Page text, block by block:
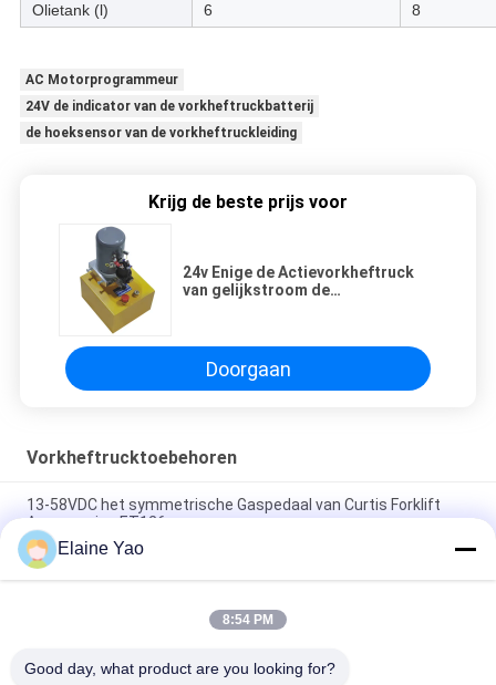
Olietank (l)
6 8
AC Motorprogrammeur
24V de indicator van de vorkheftruckbatterij
de hoeksensor van de vorkheftruckleiding
Krijg de beste prijs voor
24v Enige de Actievorkheftruck
van gelijkstroom de
Doorgaan
Vorkheftrucktoebehoren
13-58VDC het symmetrische Gaspedaal van Curtis Forklift
Accessories ET126
Van het Handvatfrei van Ce Temo600 Temo200 het
Gaspedaalvervanging van PCB
24V de Motoren van de Vorkheftrucktoebehoren van
Elaine Yao
8:54 PM
Good day, what product are you looking for?